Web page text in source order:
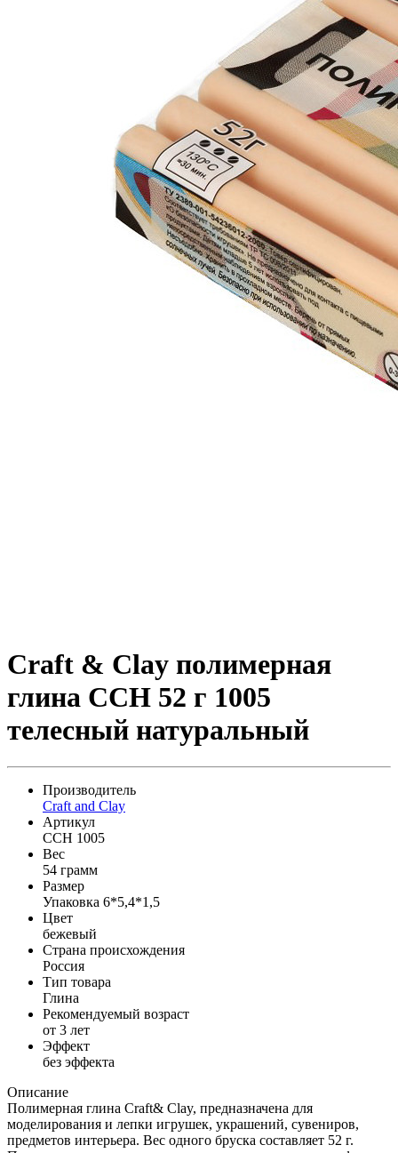
Craft & Clay полимерная
глина CCH 52 г 1005
телесный натуральный
Производитель
Craft and Clay
Артикул
CCH 1005
Вес
54 грамм
Размер
Упаковка 6*5,4*1,5
Цвет
бежевый
Страна происхождения
Россия
Тип товара
Глина
Рекомендуемый возраст
от 3 лет
Эффект
без эффекта
Описание
Полимерная глина Craft& Clay, предназначена для
моделирования и лепки игрушек, украшений, сувениров,
предметов интерьера. Вес одного бруска составляет 52 г.